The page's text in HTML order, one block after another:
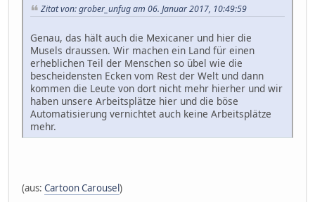
Zitat von: grober_unfug am 06. Januar 2017, 10:49:59
Genau, das hält auch die Mexicaner und hier die
Musels draussen. Wir machen ein Land für einen
erheblichen Teil der Menschen so übel wie die
bescheidensten Ecken vom Rest der Welt und dann
kommen die Leute von dort nicht mehr hierher und wir
haben unsere Arbeitsplätze hier und die böse
Automatisierung vernichtet auch keine Arbeitsplätze
mehr.
(aus: Cartoon Carousel)